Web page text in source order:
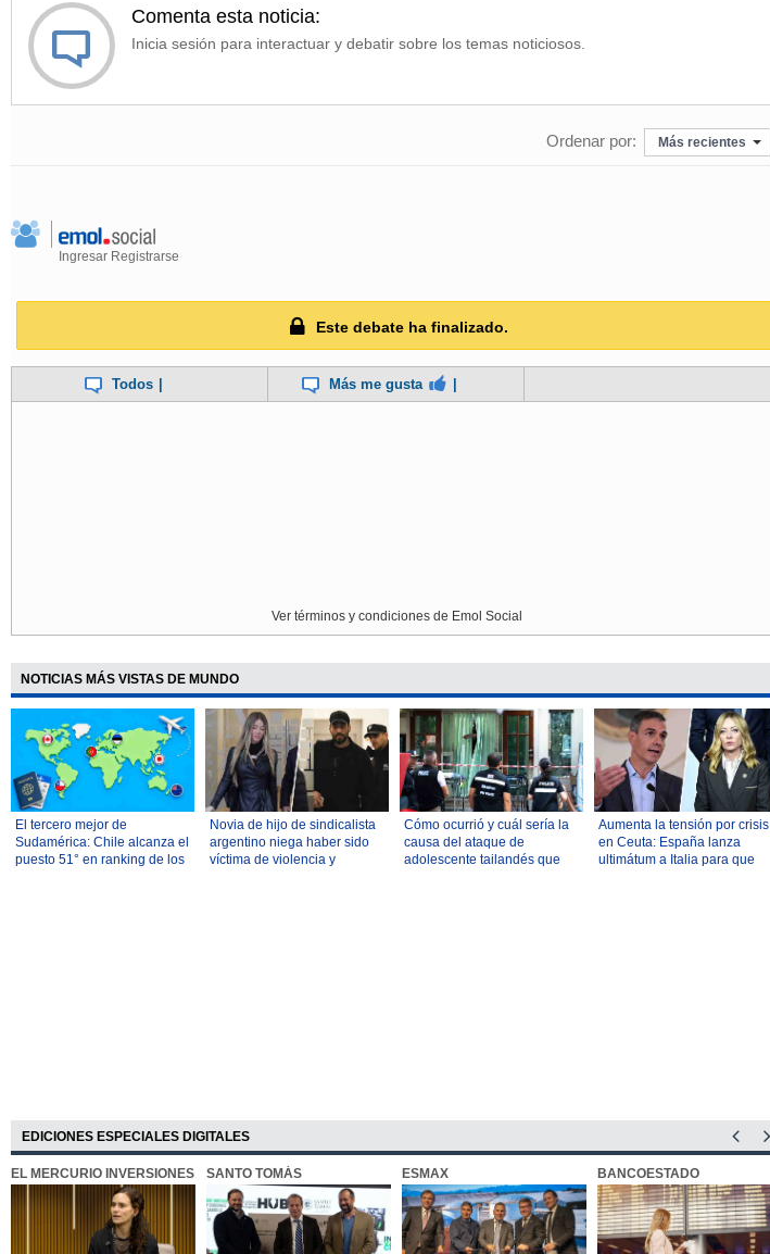
Comenta esta noticia:
Inicia sesión para interactuar y debatir sobre los temas noticiosos.
Ordenar por: Más recientes
Ingresar Registrarse
Este debate ha finalizado.
Todos Más me gusta
Ver términos y condiciones de Emol Social
NOTICIAS MÁS VISTAS DE MUNDO
El tercero mejor de
Sudamérica: Chile alcanza el
puesto 51° en ranking de los
Novia de hijo de sindicalista
argentino niega haber sido
víctima de violencia y
Cómo ocurrió y cuál sería la
causa del ataque de
adolescente tailandés que
Aumenta la tensión por crisis
en Ceuta: España lanza
ultimátum a Italia para que
EDICIONES ESPECIALES DIGITALES
EL MERCURIO INVERSIONES SANTO TOMÁS ESMAX BANCOESTADO